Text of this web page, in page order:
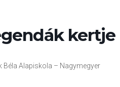
kertje
Béla Alapiskola – Nagymegyer